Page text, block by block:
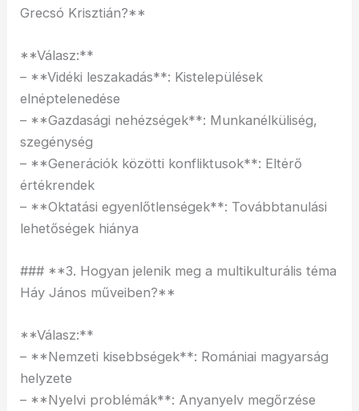
Grecsó Krisztián?**
**Válasz:**
– **Vidéki leszakadás**: Kistelepülések
elnéptelenedése
– **Gazdasági nehézségek**: Munkanélküliség,
szegénység
– **Generációk közötti konfliktusok**: Eltérő
értékrendek
– **Oktatási egyenlőtlenségek**: Továbbtanulási
lehetőségek hiánya
### **3. Hogyan jelenik meg a multikulturális téma
Háy János műveiben?**
**Válasz:**
– **Nemzeti kisebbségek**: Romániai magyarság
helyzete
– **Nyelvi problémák**: Anyanyelv megőrzése